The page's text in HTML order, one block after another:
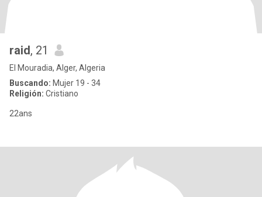
raid, 21
El Mouradia, Alger, Algeria
Buscando: Mujer 19 - 34
Religión: Cristiano
22ans